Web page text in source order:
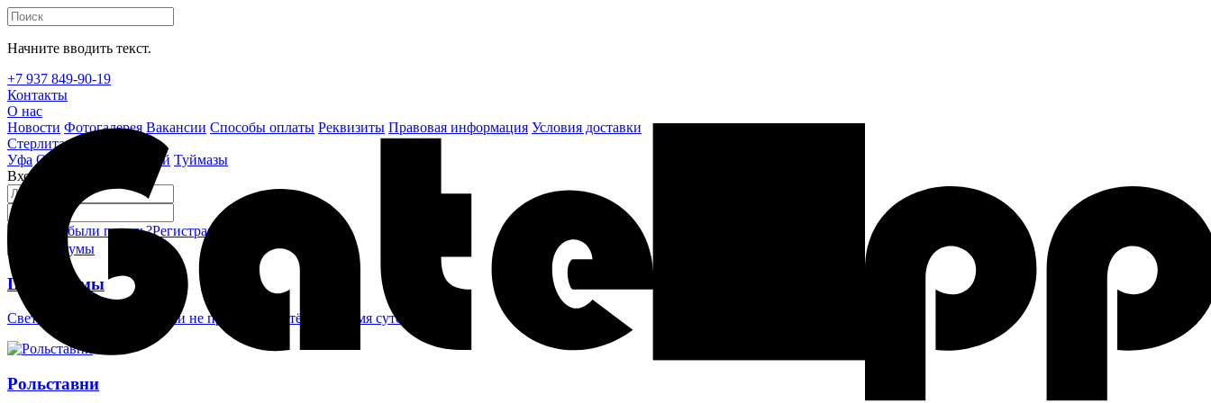
Начните вводить текст.
+7 937 849-90-19
Контакты
О нас
Новости Фотогалерея Вакансии Способы оплаты Реквизиты Правовая информация Условия доставки
Стерлитамак
Уфа Октябрьский Белебей Туймазы
Вход на сайт
Забыли пароль?Регистрация
Шлагбаумы
Светоотражающие наклейки не проглядеть в тёмное время суток
Рольставни